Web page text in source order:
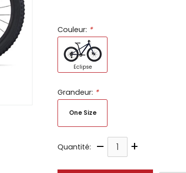
Couleur: *
Eclipse
Grandeur: *
One Size
Quantité: – +